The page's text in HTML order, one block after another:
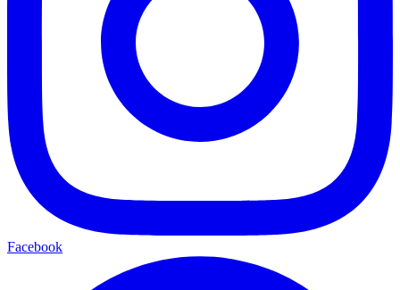
Facebook